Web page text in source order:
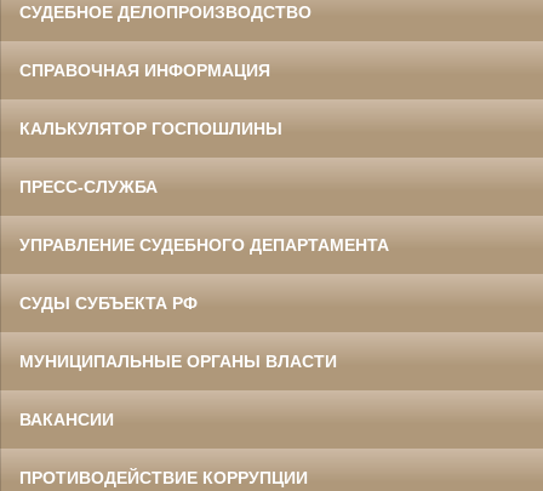
СУДЕБНОЕ ДЕЛОПРОИЗВОДСТВО
СПРАВОЧНАЯ ИНФОРМАЦИЯ
КАЛЬКУЛЯТОР ГОСПОШЛИНЫ
ПРЕСС-СЛУЖБА
УПРАВЛЕНИЕ СУДЕБНОГО ДЕПАРТАМЕНТА
СУДЫ СУБЪЕКТА РФ
МУНИЦИПАЛЬНЫЕ ОРГАНЫ ВЛАСТИ
ВАКАНСИИ
ПРОТИВОДЕЙСТВИЕ КОРРУПЦИИ